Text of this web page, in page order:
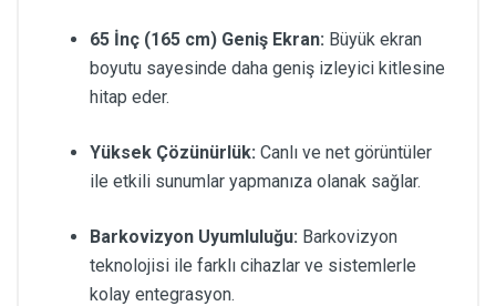
65 İnç (165 cm) Geniş Ekran: Büyük ekran
boyutu sayesinde daha geniş izleyici kitlesine
hitap eder.
Yüksek Çözünürlük: Canlı ve net görüntüler
ile etkili sunumlar yapmanıza olanak sağlar.
Barkovizyon Uyumluluğu: Barkovizyon
teknolojisi ile farklı cihazlar ve sistemlerle
kolay entegrasyon.